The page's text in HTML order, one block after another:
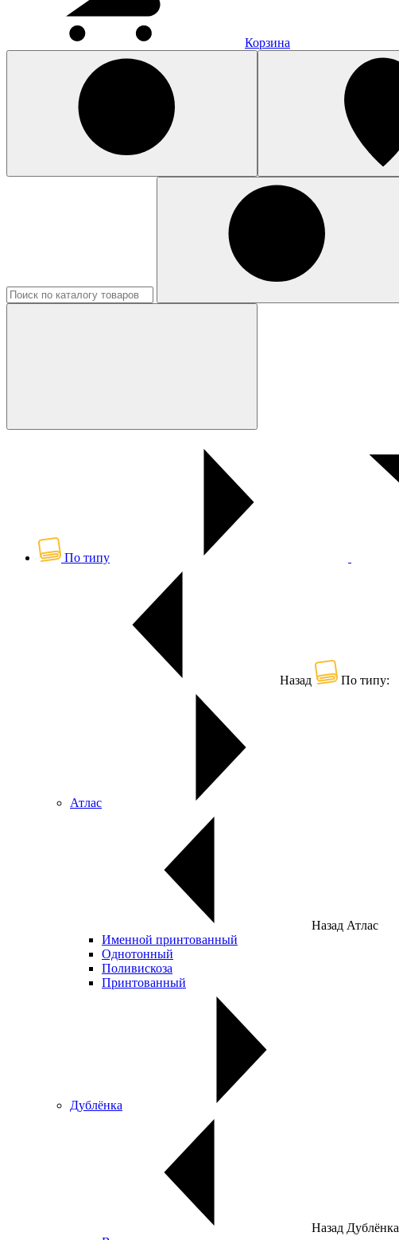
Корзина
По типу
Назад По типу:
Атлас
Назад Атлас
Именной принтованный
Однотонный
Поливискоза
Принтованный
Дублёнка
Назад Дублёнка